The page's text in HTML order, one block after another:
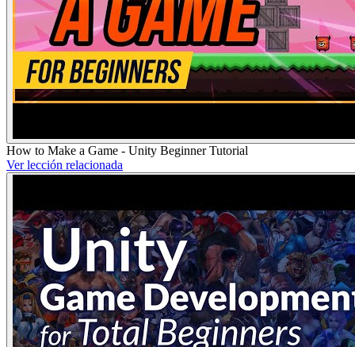
How to Make a Game - Unity Beginner Tutorial
Ver lección relacionada